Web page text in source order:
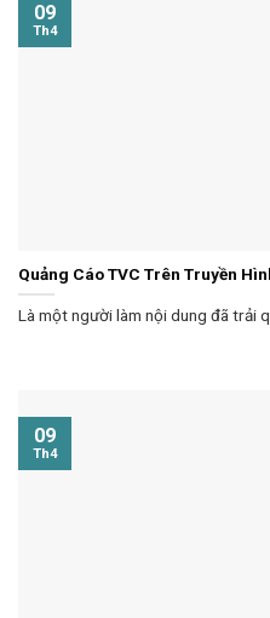
Quảng Cáo TVC Trên Truyền
Là một người làm nội dung đã trải
09
Th4
09
Th4